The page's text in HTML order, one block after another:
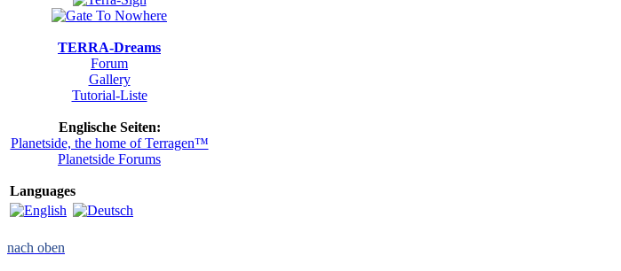
TERRA-Dreams
Forum
Gallery
Tutorial-Liste
Englische Seiten:
Planetside, the home of Terragen™
Planetside Forums
Languages
nach oben